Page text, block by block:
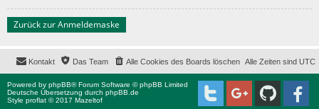
Zurück zur Anmeldemaske
Alle Zeiten sind UTC
Alle Cookies des Boards löschen
Das Team
Kontakt
Powered by phpBB® Forum Software © phpBB Limited
Deutsche Übersetzung durch phpBB.de
Style proflat © 2017 Mazeltof